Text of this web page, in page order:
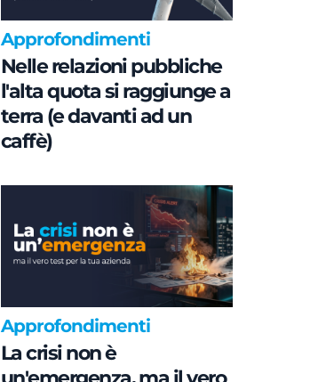
Approfondimenti
Nelle relazioni pubbliche
l'alta quota si raggiunge a
terra (e davanti ad un
caffè)
Approfondimenti
La crisi non è